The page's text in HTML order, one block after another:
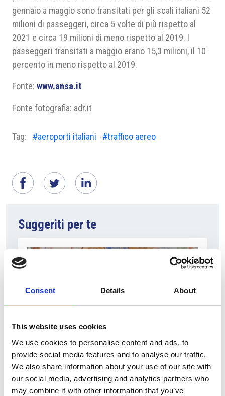
Consent Details About
This website uses cookies
We use cookies to personalise content and ads, to
provide social media features and to analyse our traffic.
We also share information about your use of our site with
our social media, advertising and analytics partners who
may combine it with other information that you’ve
gennaio a maggio sono transitati per gli scali italiani 52
milioni di passeggeri, circa 5 volte di più rispetto al
2021 e circa 19 milioni di meno rispetto al 2019. I
passeggeri transitati a maggio erano 15,3 milioni, il 10
percento in meno rispetto al 2019.
Fonte: www.ansa.it
Fonte fotografia: adr.it
Tag: #aeroporti italiani #traffico aereo
Suggeriti per te
5 Agosto 2026
Il frammento praghese del vangelo di Marco
verrà esposto ad Aquileia